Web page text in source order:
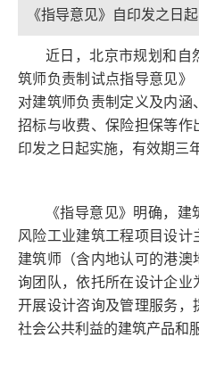
《指导意见》自印发之日
近日，北京市规划和自
筑师负责制试点指导意见》
对建筑师负责制定义及内
招标与收费、保险担保等作
印发之日起实施，有效期三年
《指导意见》明确，建
风险工业建筑工程项目设
建筑师（含内地认可的港
询团队，依托所在设计企业
开展设计咨询及管理服务，
社会公共利益的建筑产品和